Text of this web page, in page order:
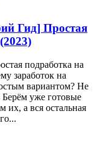
Гид] Простая
подработка на
заработок на
вариантом? Не
Берём уже готовые
их, а вся остальная